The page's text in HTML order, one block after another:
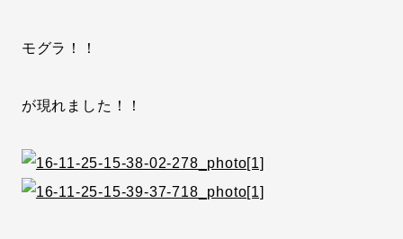
モグラ！！
が現れました！！